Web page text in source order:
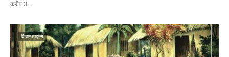
करीब 3…
विचार टाईम्स